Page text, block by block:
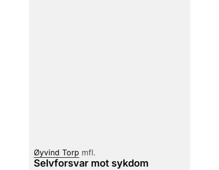
Øyvind Torp mfl.
Selvforsvar mot sykdom